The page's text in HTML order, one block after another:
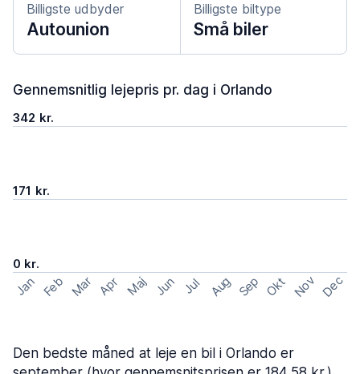
Billigste udbyder
Autounion
Billigste biltype
Små biler
Gennemsnitlig lejepris pr. dag i Orlando
342 kr.
171 kr.
0 kr.
Jan Feb Mar Apr Maj Jun Jul Aug Sep Okt Nov Dec
Den bedste måned at leje en bil i Orlando er